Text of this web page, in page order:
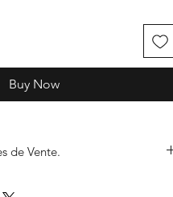
Buy Now
de Vente.